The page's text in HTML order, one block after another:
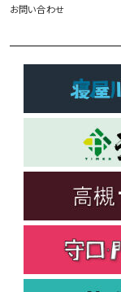
お問い合わせ